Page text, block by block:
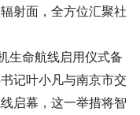
射面，全方位汇聚社
命航线启用仪式备
记叶小凡与南京市交
启幕，这一举措将智